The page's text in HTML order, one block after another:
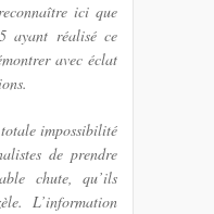
ici que
ayant réalisé ce
avec éclat
impossibilité
de prendre
chute, qu’ils
L’information